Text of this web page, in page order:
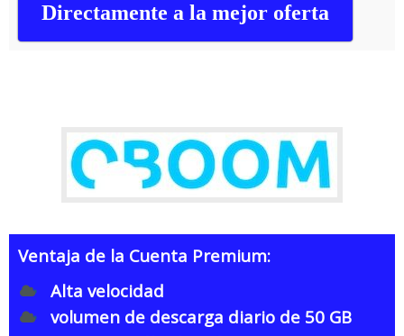
Directamente a la mejor oferta
Ventaja de la Cuenta Premium:
Alta velocidad
volumen de descarga diario de 50 GB